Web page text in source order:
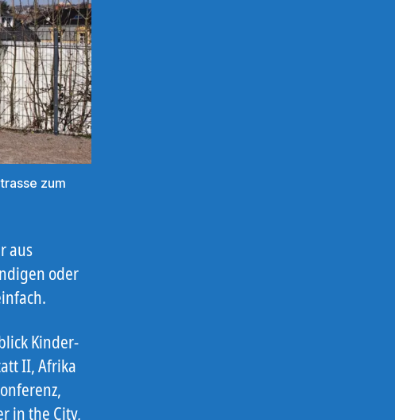
zum
aus
oder
Kinder-
II, Afrika
in the City,